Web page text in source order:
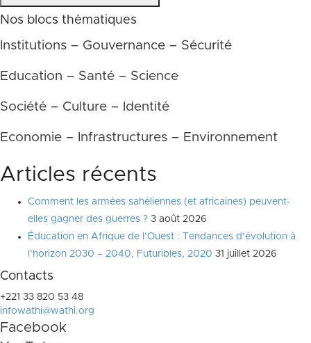
Nos blocs thématiques
Institutions – Gouvernance – Sécurité
Education – Santé – Science
Société – Culture – Identité
Economie – Infrastructures – Environnement
Articles récents
Comment les armées sahéliennes (et africaines) peuvent-
elles gagner des guerres ? 3 août 2026
Éducation en Afrique de l’Ouest : Tendances d’évolution à
l’horizon 2030 – 2040, Futuribles, 2020 31 juillet 2026
Contacts
+221 33 820 53 48
infowathi@wathi.org
Facebook